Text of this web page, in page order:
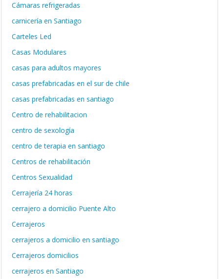
Cámaras refrigeradas
carnicería en Santiago
Carteles Led
Casas Modulares
casas para adultos mayores
casas prefabricadas en el sur de chile
casas prefabricadas en santiago
Centro de rehabilitacion
centro de sexología
centro de terapia en santiago
Centros de rehabilitación
Centros Sexualidad
Cerrajería 24 horas
cerrajero a domicilio Puente Alto
Cerrajeros
cerrajeros a domicilio en santiago
Cerrajeros domicilios
cerrajeros en Santiago